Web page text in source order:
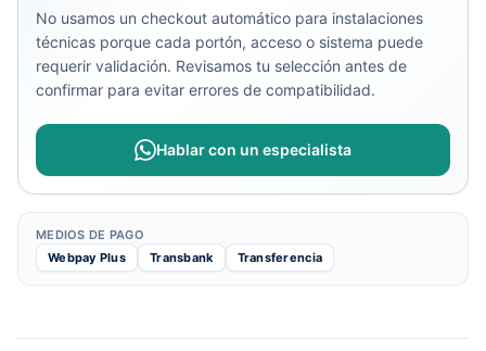
No usamos un checkout automático para instalaciones
técnicas porque cada portón, acceso o sistema puede
requerir validación. Revisamos tu selección antes de
confirmar para evitar errores de compatibilidad.
Hablar con un especialista
MEDIOS DE PAGO
Webpay Plus
Transbank Transferencia